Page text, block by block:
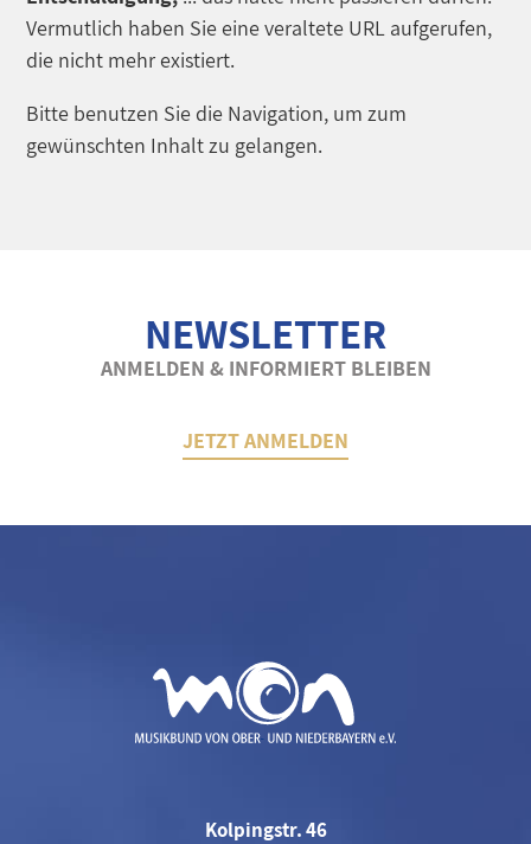
Vermutlich haben Sie eine veraltete URL aufgerufen,
die nicht mehr existiert.
Bitte benutzen Sie die Navigation, um zum
gewünschten Inhalt zu gelangen.
NEWSLETTER
ANMELDEN & INFORMIERT BLEIBEN
JETZT ANMELDEN
Kolpingstr. 46